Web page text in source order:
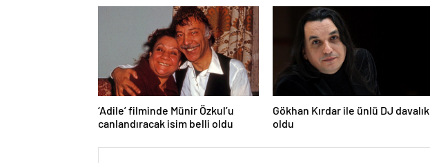
‘Adile’ filminde Münir Özkul’u
canlandıracak isim belli oldu
Gökhan Kırdar ile ünlü DJ davalık
oldu